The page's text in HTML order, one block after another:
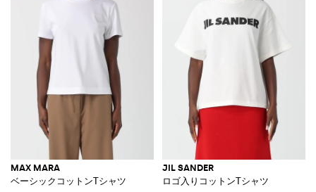
MAX MARA
ベーシックコットンTシャツ
JIL SANDER
ロゴ入りコットンTシャツ